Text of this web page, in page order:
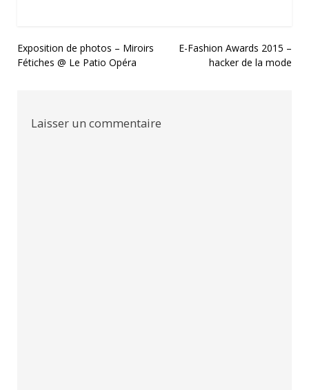
Navigation
de
Exposition de photos – Miroirs
Fétiches @ Le Patio Opéra
E-Fashion Awards 2015 –
hacker de la mode
Laisser un commentaire